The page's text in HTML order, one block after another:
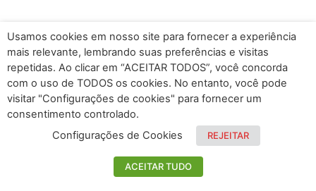
Usamos cookies em nosso site para fornecer a experiência
mais relevante, lembrando suas preferências e visitas
repetidas. Ao clicar em “ACEITAR TODOS”, você concorda
com o uso de TODOS os cookies. No entanto, você pode
visitar "Configurações de cookies" para fornecer um
consentimento controlado.
Configurações de Cookies
REJEITAR
ACEITAR TUDO